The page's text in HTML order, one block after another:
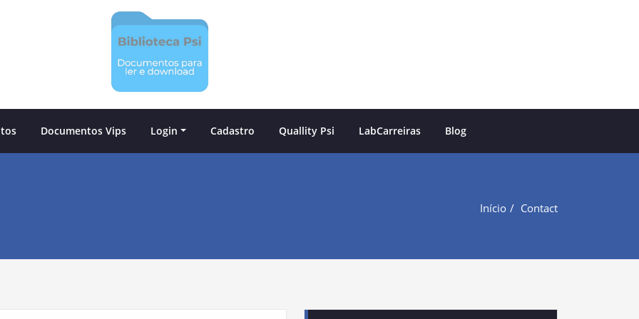
Documentos Vips Login Cadastro Quallity Psi LabCarreiras Blog
Início Contact